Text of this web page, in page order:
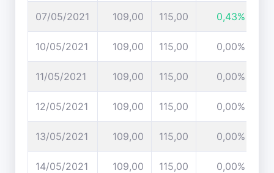
07/05/2021 109,00 115,00 0,43%
10/05/2021 109,00 115,00 0,00%
11/05/2021 109,00 115,00 0,00%
12/05/2021 109,00 115,00 0,00%
13/05/2021 109,00 115,00 0,00%
14/05/2021 109,00 115,00 0,00%